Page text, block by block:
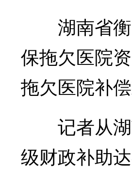
湖南省衡
保拖欠医院
拖欠医院补
记者从湖
级财政补助